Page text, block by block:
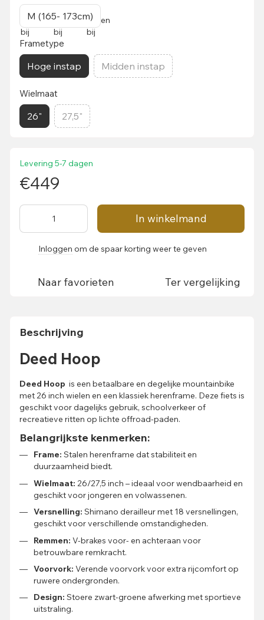
M (165- 173cm)
Frametype
Hoge instap Midden instap
Wielmaat
26" 27,5"
Levering 5-7 dagen
€449
In winkelmand
Inloggen om de spaar korting weer te geven
Naar favorieten Ter vergelijking
Beschrijving
Deed Hoop
Deed Hoop is een betaalbare en degelijke mountainbike
met 26 inch wielen en een klassiek herenframe. Deze fiets is
geschikt voor dagelijks gebruik, schoolverkeer of
recreatieve ritten op lichte offroad-paden.
Belangrijkste kenmerken:
Frame: Stalen herenframe dat stabiliteit en
duurzaamheid biedt.
Wielmaat: 26/27,5 inch – ideaal voor wendbaarheid en
geschikt voor jongeren en volwassenen.
Versnelling: Shimano derailleur met 18 versnellingen,
geschikt voor verschillende omstandigheden.
Remmen: V-brakes voor- en achteraan voor
betrouwbare remkracht.
Voorvork: Verende voorvork voor extra rijcomfort op
ruwere ondergronden.
Design: Stoere zwart-groene afwerking met sportieve
uitstraling.